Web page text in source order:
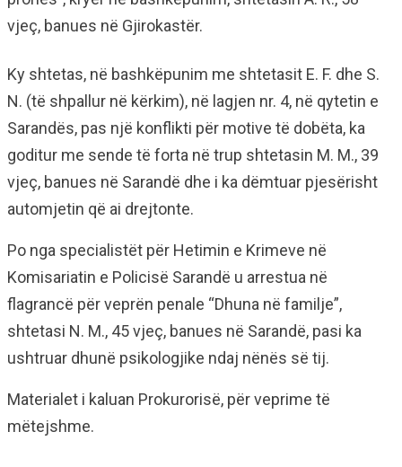
vjeç, banues në Gjirokastër.
Ky shtetas, në bashkëpunim me shtetasit E. F. dhe S.
N. (të shpallur në kërkim), në lagjen nr. 4, në qytetin e
Sarandës, pas një konflikti për motive të dobëta, ka
goditur me sende të forta në trup shtetasin M. M., 39
vjeç, banues në Sarandë dhe i ka dëmtuar pjesërisht
automjetin që ai drejtonte.
Po nga specialistët për Hetimin e Krimeve në
Komisariatin e Policisë Sarandë u arrestua në
flagrancë për veprën penale “Dhuna në familje”,
shtetasi N. M., 45 vjeç, banues në Sarandë, pasi ka
ushtruar dhunë psikologjike ndaj nënës së tij.
Materialet i kaluan Prokurorisë, për veprime të
mëtejshme.